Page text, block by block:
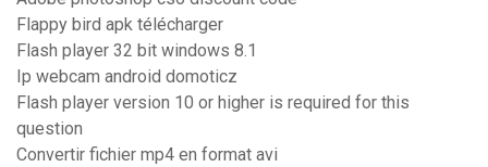
Flappy bird apk télécharger
Flash player 32 bit windows 8.1
Ip webcam android domoticz
Flash player version 10 or higher is required for this
question
Convertir fichier mp4 en format avi